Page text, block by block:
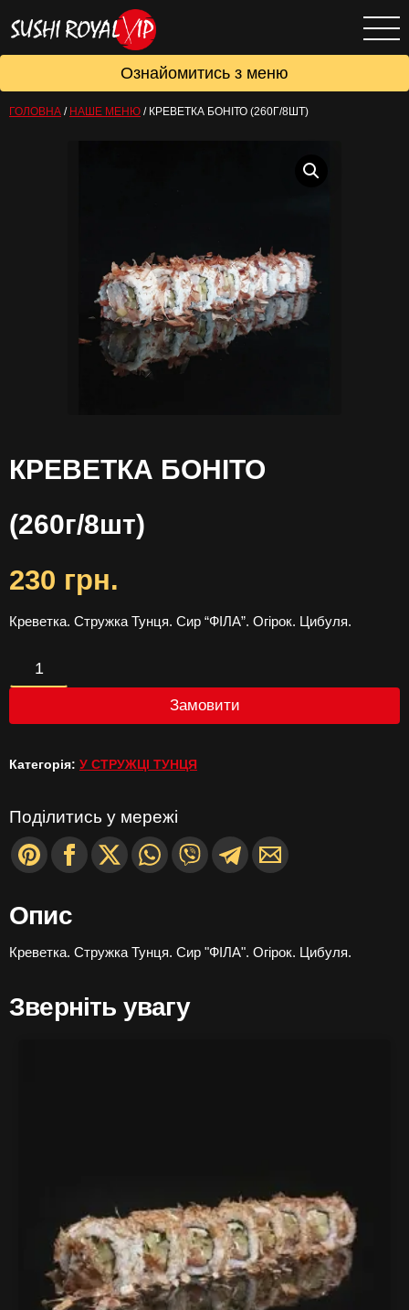
Ознайомитись з меню
ГОЛОВНА / НАШЕ МЕНЮ / КРЕВЕТКА БОНІТО (260Г/8ШТ)
КРЕВЕТКА БОНІТО
(260г/8шт)
230 грн.
Креветка. Стружка Тунця. Сир “ФІЛА”. Огірок. Цибуля.
КРЕВЕТКА
кількість
Замовити
Категорія: У СТРУЖЦІ ТУНЦЯ
Поділитись у мережі
Опис
Креветка. Стружка Тунця. Сир "ФІЛА". Огірок. Цибуля.
Зверніть увагу